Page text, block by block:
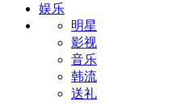
娱乐
明星
影视
音乐
韩流
送礼